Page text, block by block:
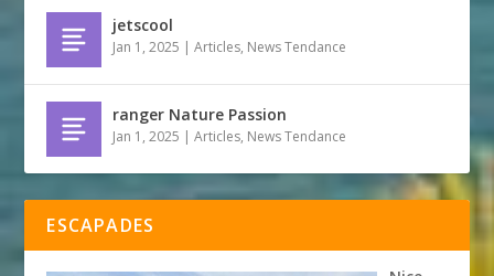
jetscool
Jan 1, 2025 |Articles, News Tendance
ranger Nature Passion
Jan 1, 2025 |Articles, News Tendance
ESCAPADES